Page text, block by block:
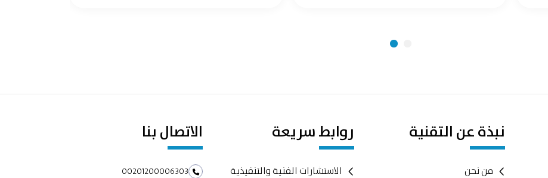
نبذة عن التقنية
من نحن
روابط سريعة
الاستشارات الفنية والتنفيذية
الاتصال بنا
00201200006303